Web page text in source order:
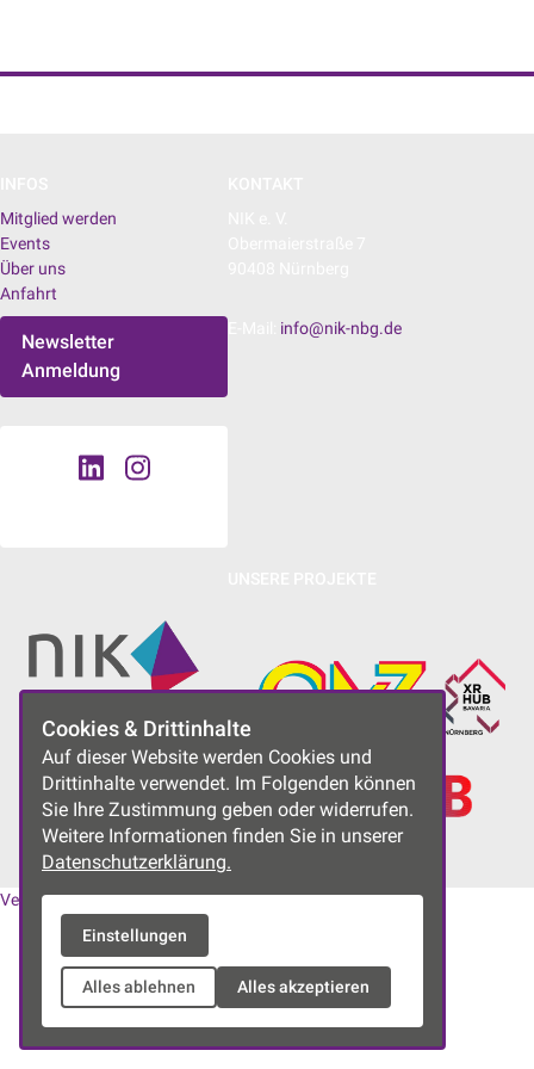
Mitglied werden
Events
Über uns
Anfahrt
Newsletter
Anmeldung
info@nik-nbg.de
Vereinssatzung|Datenschutzerklärung|Impressum
Cookies & Drittinhalte
Auf dieser Website werden Cookies und
Drittinhalte verwendet. Im Folgenden können
Sie Ihre Zustimmung geben oder widerrufen.
Weitere Informationen finden Sie in unserer
Datenschutzerklärung.
Einstellungen
Alles ablehnen Alles akzeptieren